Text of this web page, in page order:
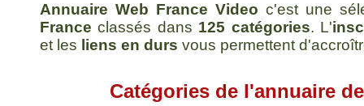
Annuaire Web France Video c'est une
Franceclassés dans 125 catégories. L'
et les liens en durs vous permettent
Catégories de l'annuaire